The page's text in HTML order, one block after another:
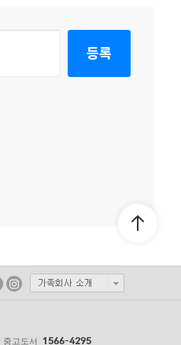
등록
중고도서 1566-4295